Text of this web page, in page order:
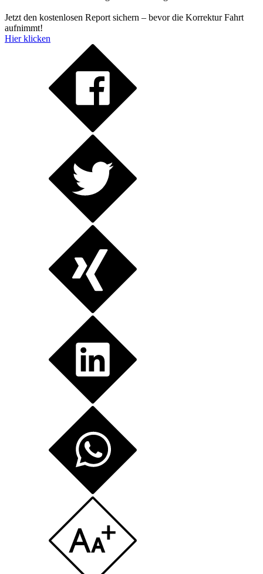
Jetzt den kostenlosen Report sichern – bevor die Korrektur Fahrt
aufnimmt!
Hier klicken